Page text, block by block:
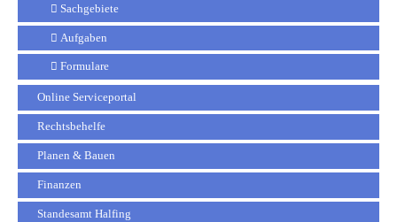
Sachgebiete
Aufgaben
Formulare
Online Serviceportal
Rechtsbehelfe
Planen & Bauen
Finanzen
Standesamt Halfing